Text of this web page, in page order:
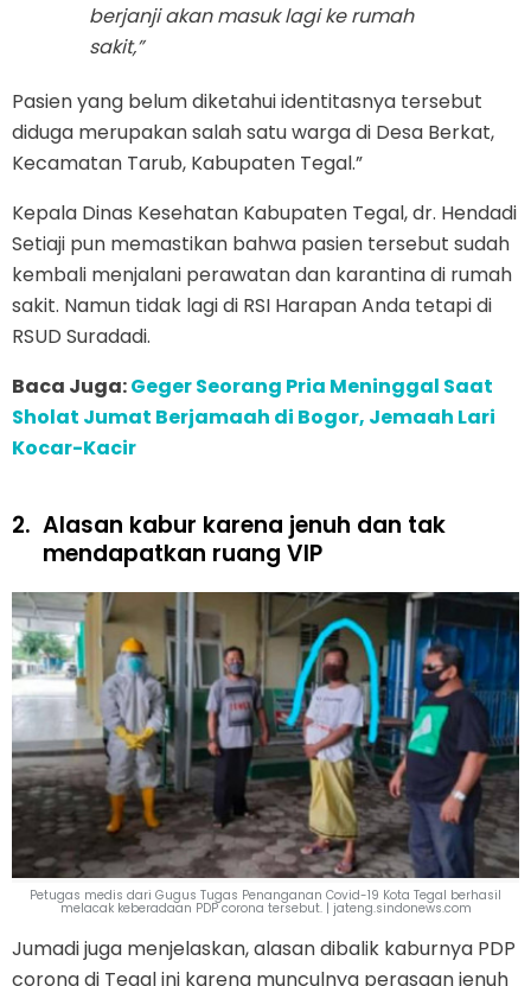
berjanji akan masuk lagi ke rumah
sakit,”
Pasien yang belum diketahui identitasnya tersebut
diduga merupakan salah satu warga di Desa Berkat,
Kecamatan Tarub, Kabupaten Tegal.”
Kepala Dinas Kesehatan Kabupaten Tegal, dr. Hendadi
Setiaji pun memastikan bahwa pasien tersebut sudah
kembali menjalani perawatan dan karantina di rumah
sakit. Namun tidak lagi di RSI Harapan Anda tetapi di
RSUD Suradadi.
Baca Juga:Geger Seorang Pria Meninggal Saat
Sholat Jumat Berjamaah di Bogor, Jemaah Lari
Kocar-Kacir
2. Alasan kabur karena jenuh dan tak
mendapatkan ruang VIP
Petugas medis dari Gugus Tugas Penanganan Covid-19 Kota Tegal berhasil
melacak keberadaan PDP corona tersebut. | jateng.sindonews.com
Jumadi juga menjelaskan, alasan dibalik kaburnya PDP
corona di Tegal ini karena munculnya perasaan jenuh